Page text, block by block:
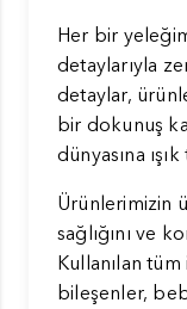
Her bir
detaylarıyla
detaylar,
bir dokunuş
dünyasına
Ürünlerimizin
sağlığını ve
Kullanılan
bileşenler,